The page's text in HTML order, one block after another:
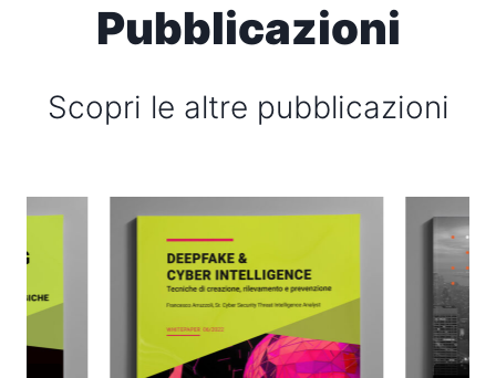
Pubblicazioni
Scopri le altre pubblicazioni